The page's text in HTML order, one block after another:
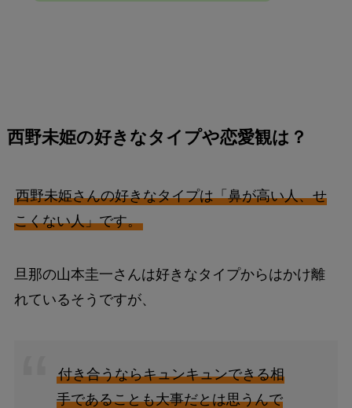
西野未姫の好きなタイプや恋愛観は？
西野未姫さんの好きなタイプは「鼻が高い人、せ
こくない人」です。
旦那の山本圭一さんは好きなタイプからはかけ離
れているそうですが、
付き合うならキュンキュンできる相
手であることも大事だとは思うんで